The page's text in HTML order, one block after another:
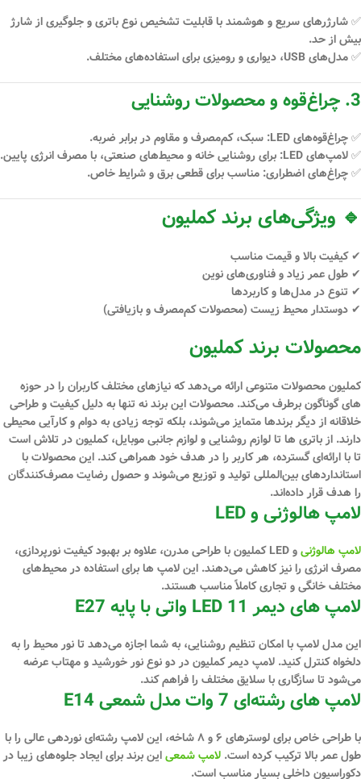
✅ شارژرهایسریع و هوشمندبا قابلیت تشخیص نوع باتری و جلوگیری از شارژ
بیش از حد.
✅ مدل‌هایUSB، دیواری و رومیزی برای استفاده‌های مختلف.
3. چراغ‌قوه و محصولات روشنایی
✅چراغ‌قوه‌های LED
: سبک، کم‌مصرف و مقاوم در برابر ضربه.
✅لامپ‌های LED
: برای روشنایی خانه و محیط‌های صنعتی، با مصرف انرژی پایین.
✅چراغ‌های اضطراری: مناسب برای قطعی برق و شرایط خاص.
🔹 ویژگی‌های برند کملیون
✔کیفیت بالا و قیمت مناسب
✔ طول عمر زیاد و فناوری‌های نوین
✔ تنوع در مدل‌ها و کاربردها
✔ دوستدار محیط زیست (محصولات کم‌مصرف و بازیافتی)
محصولات برند کملیون
کملیون محصولات متنوعی ارائه می‌دهد که نیازهای مختلف کاربران را در حوزه
‌های گوناگون برطرف می‌کند. محصولات این برند نه تنها به دلیل کیفیت و طراحی
خلاقانه از دیگر برندها متمایز می‌شوند، بلکه توجه زیادی به دوام و کارآیی محیطی
دارند. از باتری ‌ها تا لوازم روشنایی و لوازم جانبی موبایل، کملیون در تلاش است
تا با ارائه‌ای گسترده، هر کاربر را در هدف خود همراهی کند. این محصولات با
استانداردهای بین‌المللی تولید و توزیع می‌شوند و حصول رضایت مصرف‌کنندگان
را هدف قرار داده‌اند.
لامپ هالوژنی و LED
لامپ‌ هالوژنی
و LED کملیون با طراحی مدرن، علاوه بر بهبود کیفیت نورپردازی،
مصرف انرژی را نیز کاهش می‌دهند. این لامپ ‌ها برای استفاده در محیط‌های
مختلف خانگی و تجاری کاملاً مناسب هستند.
لامپ های دیمر LED 11 واتی با پایه E27
این مدل لامپ با امکان تنظیم روشنایی، به شما اجازه می‌دهد تا نور محیط را به
دلخواه کنترل کنید. لامپ دیمر کملیون در دو نوع نور خورشید و مهتاب عرضه
می‌شود تا سازگاری با سلایق مختلف را فراهم کند.
لامپ های رشته‌ای 7 وات مدل شمعی E14
با طراحی خاص برای لوسترهای ۶ و ۸ شاخه، این لامپ رشته‌ای نوردهی عالی را با
طول عمر بالا ترکیب کرده است. لامپ شمعیاین برند برای ایجاد جلوه‌های زیبا در
دکوراسیون داخلی بسیار مناسب است.